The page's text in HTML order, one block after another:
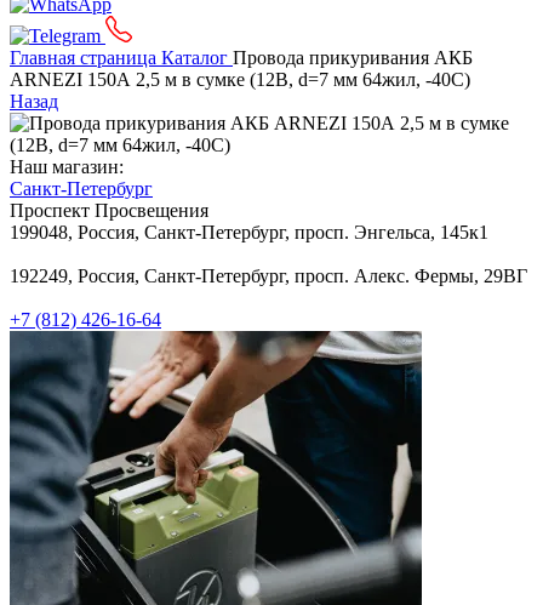
Главная страница Каталог Провода прикуривания АКБ
ARNEZI 150А 2,5 м в сумке (12В, d=7 мм 64жил, -40С)
Назад
Наш магазин:
Санкт-Петербург
Проспект Просвещения
199048, Россия, Санкт-Петербург, просп. Энгельса, 145к1
192249, Россия, Санкт-Петербург, просп. Алекс. Фермы, 29ВГ
+7 (812) 426-16-64